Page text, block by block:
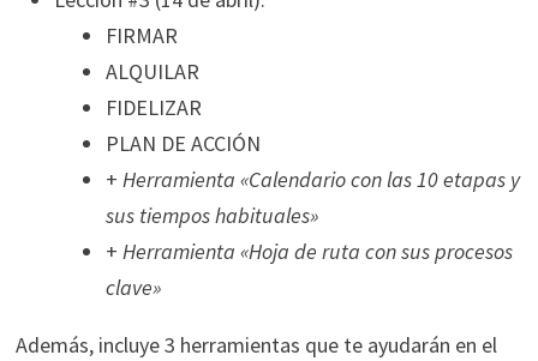
FIRMAR
ALQUILAR
FIDELIZAR
PLAN DE ACCIÓN
+ Herramienta «Calendario con las 10 etapas y
sus tiempos habituales»
+ Herramienta «Hoja de ruta con sus procesos
clave»
Además, incluye 3 herramientas que te ayudarán en el